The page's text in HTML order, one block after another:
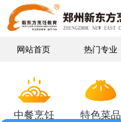
网站首页 热门专业
中餐烹饪 特色菜品